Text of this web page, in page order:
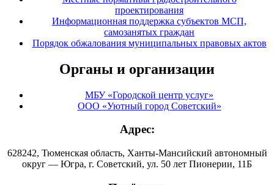
проектирования
Информационная поддержка субъектов МСП,
самозанятых граждан
Порядок обжалования муниципальных правовых актов
Органы и организации
МБУ «Городской центр услуг»
ООО «Уютный город Советский»
Адрес:
628242, Тюменская область, Ханты-Мансийский автономный
округ — Югра, г. Советский, ул. 50 лет Пионерии, 11Б